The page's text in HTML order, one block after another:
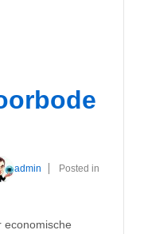
admin
Posted in
economische